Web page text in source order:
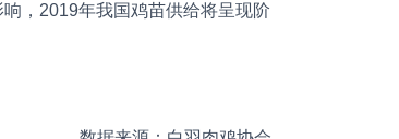
，2019年我国鸡苗供给将呈现阶